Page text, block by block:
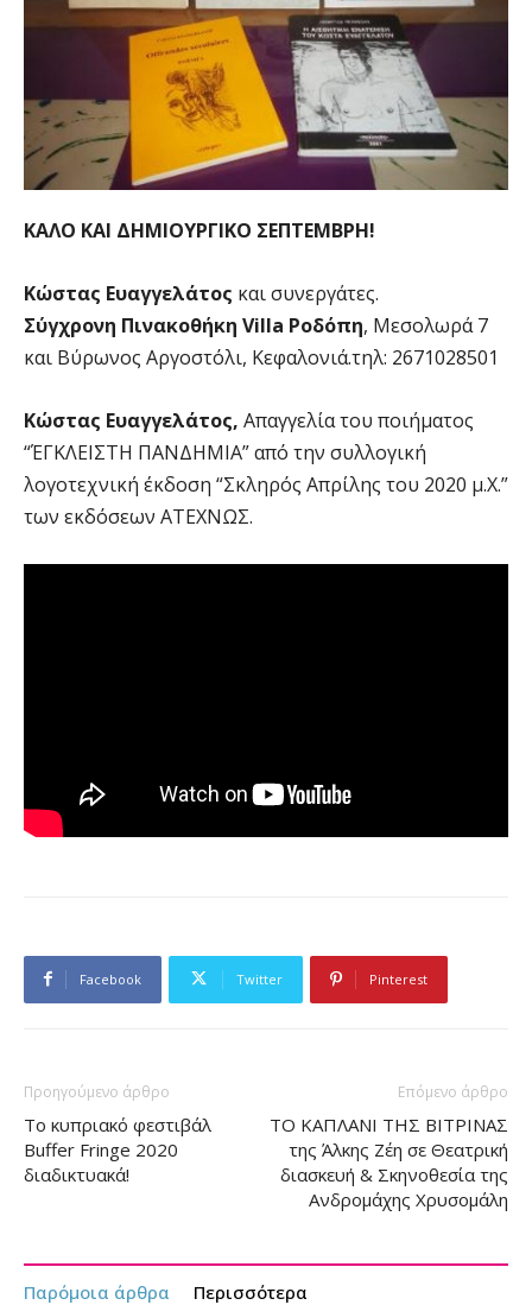
ΚΑΛΟ ΚΑΙ ΔΗΜΙΟΥΡΓΙΚΟ ΣΕΠΤΕΜΒΡΗ!
Κώστας Ευαγγελάτος και συνεργάτες.
Σύγχρονη Πινακοθήκη Villa Ροδόπη, Μεσολωρά 7
και Βύρωνος Αργοστόλι, Κεφαλονιά.τηλ: 2671028501
Κώστας Ευαγγελάτος, Απαγγελία του ποιήματος
“ΈΓΚΛΕΙΣΤΗ ΠΑΝΔΗΜΙΑ” από την συλλογική
λογοτεχνική έκδοση “Σκληρός Απρίλης του 2020 μ.Χ.”
των εκδόσεων ΑΤΕΧΝΩΣ.
Facebook Twitter Pinterest
Προηγούμενο άρθρο
Το κυπριακό φεστιβάλ
Buffer Fringe 2020
διαδικτυακά!
Επόμενο άρθρο
ΤO ΚΑΠΛΑΝΙ ΤΗΣ ΒΙΤΡΙΝΑΣ
της Άλκης Ζέη σε Θεατρική
διασκευή & Σκηνοθεσία της
Ανδρομάχης Χρυσομάλη
Παρόμοια άρθρα Περισσότερα